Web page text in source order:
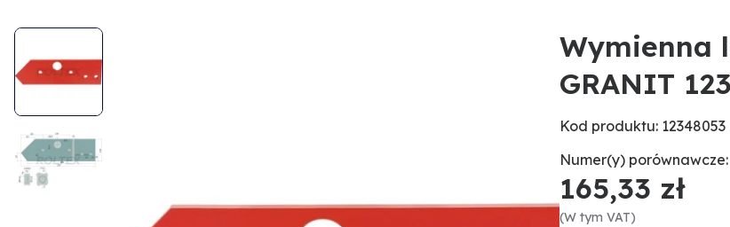
Wymienna
GRANIT
Kod produktu: 12348053
Numer(y) porównawcze:
165,33 zł
(W tym VAT)